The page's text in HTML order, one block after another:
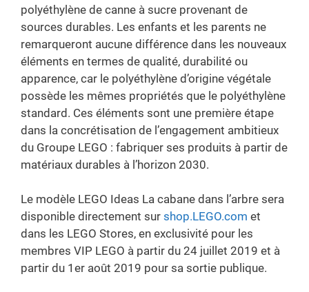
polyéthylène de canne à sucre provenant de
sources durables. Les enfants et les parents ne
remarqueront aucune différence dans les nouveaux
éléments en termes de qualité, durabilité ou
apparence, car le polyéthylène d’origine végétale
possède les mêmes propriétés que le polyéthylène
standard. Ces éléments sont une première étape
dans la concrétisation de l’engagement ambitieux
du Groupe LEGO : fabriquer ses produits à partir de
matériaux durables à l’horizon 2030.
Le modèle LEGO Ideas La cabane dans l’arbre sera
disponible directement sur shop.LEGO.com et
dans les LEGO Stores, en exclusivité pour les
membres VIP LEGO à partir du 24 juillet 2019 et à
partir du 1er août 2019 pour sa sortie publique.